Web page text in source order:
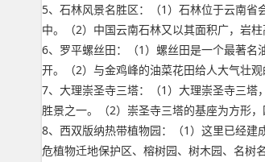
5、石林风景名胜区：（1）石林位于云南
中。（2）中国云南石林又以其面积广，岩
6、罗平螺丝田：（1）螺丝田是一个最著
开。（2）与金鸡峰的油菜花田给人大气壮
7、大理崇圣寺三塔：（1）大理崇圣寺三
胜景之一。（2）崇圣寺三塔的基座为方形
8、西双版纳热带植物园：（1）这里已经
危植物迁地保护区、榕树园、树木园、名树